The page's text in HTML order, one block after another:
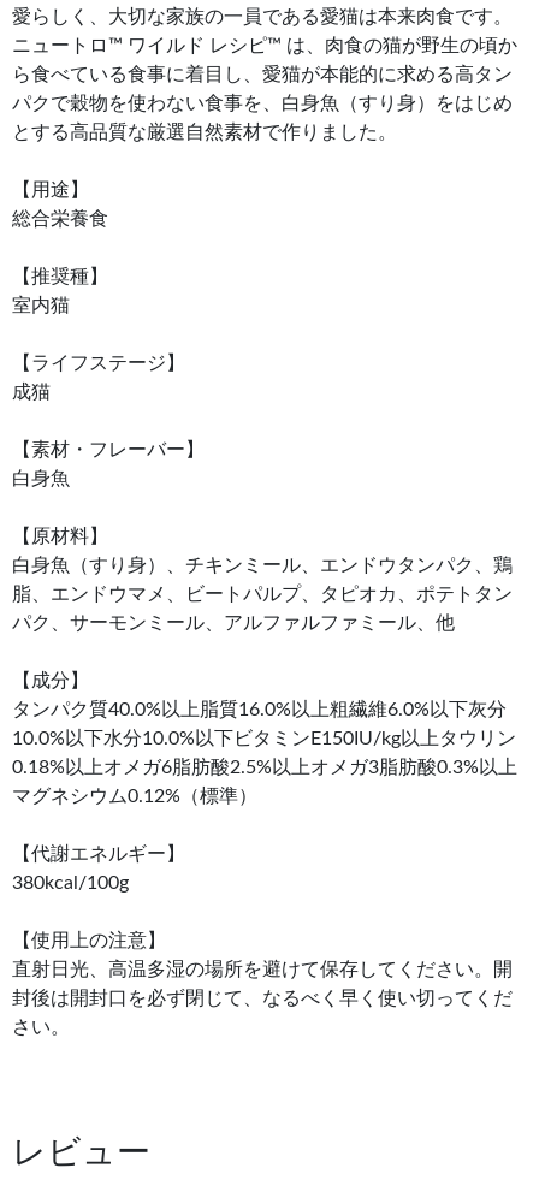
愛らしく、大切な家族の一員である愛猫は本来肉食です。
ニュートロ™ ワイルド レシピ™ は、肉食の猫が野生の頃か
ら食べている食事に着目し、愛猫が本能的に求める高タン
パクで穀物を使わない食事を、白身魚（すり身）をはじめ
とする高品質な厳選自然素材で作りました。
【用途】
総合栄養食
【推奨種】
室内猫
【ライフステージ】
成猫
【素材・フレーバー】
白身魚
【原材料】
白身魚（すり身）、チキンミール、エンドウタンパク、鶏
脂、エンドウマメ、ビートパルプ、タピオカ、ポテトタン
パク、サーモンミール、アルファルファミール、他
【成分】
タンパク質40.0%以上脂質16.0%以上粗繊維6.0%以下灰分
10.0%以下水分10.0%以下ビタミンE150IU/kg以上タウリン
0.18%以上オメガ6脂肪酸2.5%以上オメガ3脂肪酸0.3%以上
マグネシウム0.12%（標準）
【代謝エネルギー】
380kcal/100g
【使用上の注意】
直射日光、高温多湿の場所を避けて保存してください。開
封後は開封口を必ず閉じて、なるべく早く使い切ってくだ
さい。
レビュー